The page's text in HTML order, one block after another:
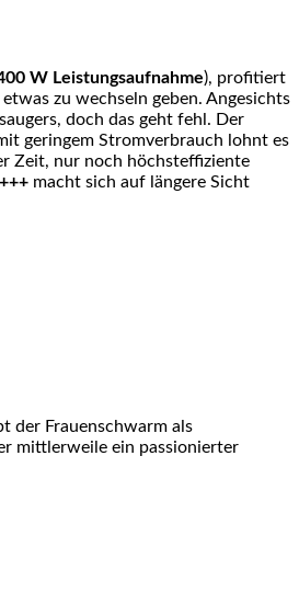
W Leistungsaufnahme), profitiert
zu wechseln geben. Angesichts
doch das geht fehl. Der
geringem Stromverbrauch lohnt es
Zeit, nur noch höchsteffiziente
macht sich auf längere Sicht
der Frauenschwarm als
mittlerweile ein passionierter